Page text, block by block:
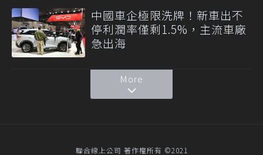
中國車企極限洗牌！新車出不
停利潤率僅剩1.5%，主流車廠
急出海
More
聯合線上公司 著作權所有 ©2021